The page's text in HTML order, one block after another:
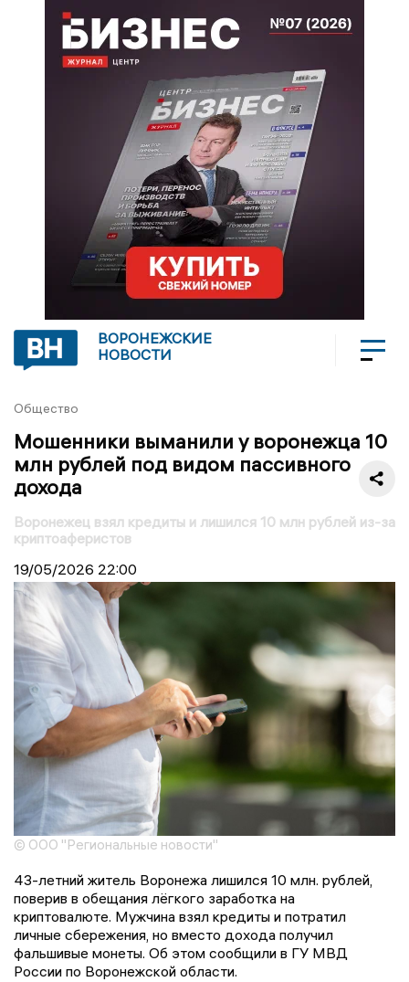
ВОРОНЕЖСКИЕ
НОВОСТИ
Общество
Мошенники выманили у воронежца 10
млн рублей под видом пассивного
дохода
Воронежец взял кредиты и лишился 10 млн рублей из-за
криптоаферистов
19/05/2026 22:00
© ООО "Региональные новости"
43-летний житель Воронежа лишился 10 млн. рублей,
поверив в обещания лёгкого заработка на
криптовалюте. Мужчина взял кредиты и потратил
личные сбережения, но вместо дохода получил
фальшивые монеты. Об этом сообщили в ГУ МВД
России по Воронежской области.